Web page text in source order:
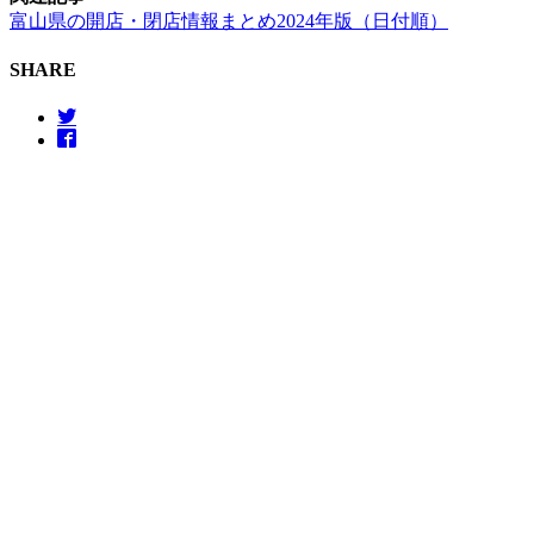
富山県の開店・閉店情報まとめ2024年版（日付順）
SHARE